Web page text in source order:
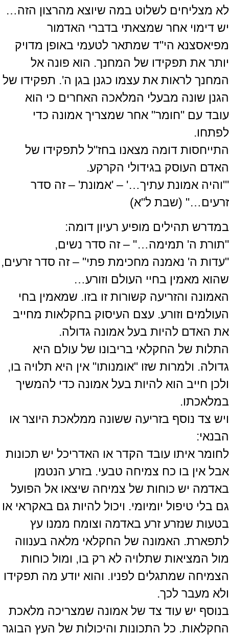
לא מצליחים לשלוט במה שיוצא מהרצון הזה…
יש דימוי אחר שמצאתי בדברי האדמור
מפיאסצנא הי"ד שמתאר לטעמי באופן מדויק
יותר את תפקידו של המחנך. הוא פונה אל
המחנך לראות את עצמו כגנן בגן ה'. תפקידו של
הגנן שונה מבעלי המלאכה האחרים כי הוא
עובד עם "חומר" אחר שמצריך אמונה כדי
לפתחו.
התייחסות דומה מצאנו בחז"ל לתפקידו של
האדם העוסק בגידולי הקרקע.
'"והיה אמונת עתיך…' – 'אמונת' – זה סדר
זרעים…" (שבת ל"א)
במדרש תהילים מופיע רעיון דומה:
"תורת ה' תמימה…" – זה סדר נשים,
"עדות ה' נאמנה מחכימת פתי" – זה סדר זרעים,
שהוא מאמין בחיי העולם וזורע…
האמונה והזריעה קשורות זו בזו. שמאמין בחי
העולמים וזורע. עצם העיסוק בחקלאות מחייב
את האדם להיות בעל אמונה גדולה.
התלות של החקלאי בריבונו של עולם היא
גדולה. ולמרות שזו "אומנותו" אין היא תלויה בו,
ולכן חייב הוא להיות בעל אמונה כדי להמשיך
במלאכתו.
ויש צד נוסף בזריעה ששונה ממלאכת היוצר או
הבנאי:
לחומר איתו עובד הקדר או האדריכל יש תכונות
אבל אין בו כח צמיחה טבעי. בזרע הנטמן
באדמה יש כוחות של צמיחה שיצאו אל הפועל
גם בלי טיפול יומיומי. ויכול להיות גם באקראי או
בטעות שנזרע זרע באדמה וצומח ממנו עץ
לתפארת. האמונה של החקלאי מלאה בענווה
מול המציאות שתלויה לא רק בו, ומול כוחות
הצמיחה שמתגלים לפניו. והוא יודע מה תפקידו
ולא מעבר לכך.
בנוסף יש עוד צד של אמונה שמצריכה מלאכת
החקלאות. כל התכונות והיכולות של העץ הבוגר